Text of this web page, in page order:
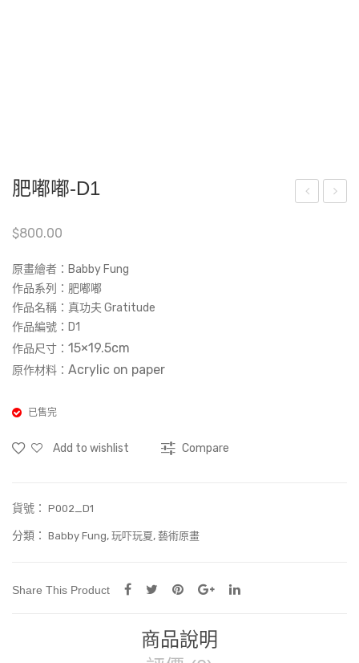
肥嘟嘟-D1
$800.00
原畫繪者：Babby Fung
作品系列：肥嘟嘟
作品名稱： 真功夫 Gratitude
作品編號： D1
作品尺寸： 15×19.5cm
原作材料： Acrylic on paper
已售完
Add to wishlist Compare
貨號： P002_D1
分類： Babby Fung, 玩吓玩夏, 藝術原畫
Share This Product
商品說明